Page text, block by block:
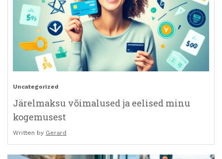
Uncategorized
Järelmaksu võimalused ja eelised minu
kogemusest
Written by Gerard